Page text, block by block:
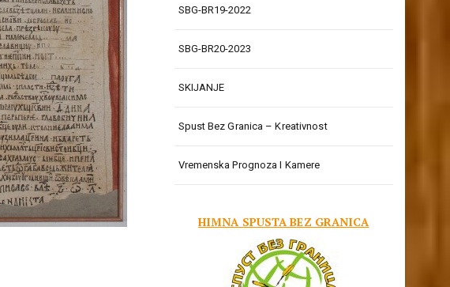
SBG-BR19-2022
SBG-BR20-2023
SKIJANJE
Spust Bez Granica – Kreativnost
Vremenska Prognoza I Kamere
HIMNA SPUSTA BEZ GRANICA